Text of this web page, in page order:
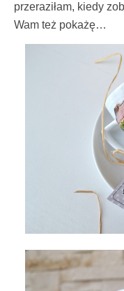
przeraziłam, kiedy
Wam też pokażę…